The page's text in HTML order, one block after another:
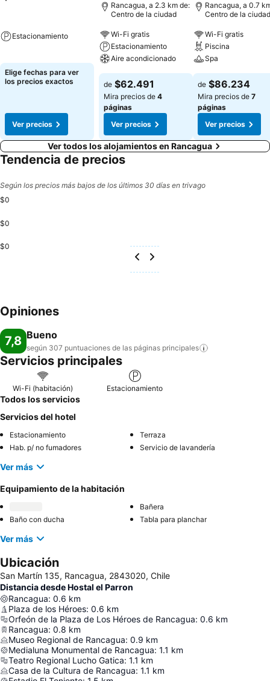
Estacionamiento
Elige fechas para ver
los precios exactos
Ver precios
Rancagua, a 2.3 km de:
Centro de la ciudad
Wi-Fi gratis
Estacionamiento
Aire acondicionado
de $62.491
Mira precios de 4
páginas
Ver precios
Rancagua, a 0.7
Centro de la ciudad
Wi-Fi gratis
Piscina
Spa
de $86.234
Mira precios de 7
páginas
Ver precios
Ver todos los alojamientos en Rancagua
Tendencia de precios
Según los precios más bajos de los últimos 30 días en trivago
$0
$0
$0
Opiniones
7,8 Bueno
según 307 puntuaciones de las páginas principales
Servicios principales
Wi-Fi (habitación) Estacionamiento
Todos los servicios
Servicios del hotel
Estacionamiento
Terraza
Hab. p/ no fumadores
Servicio de lavandería
Ver más
Equipamiento de la habitación
Bañera
Baño con ducha
Tabla para planchar
Ver más
Ubicación
San Martín 135, Rancagua, 2843020, Chile
Distancia desde Hostal el Parron
Rancagua: 0.6 km
Plaza de los Héroes: 0.6 km
Orfeón de la Plaza de Los Héroes de Rancagua: 0.6 km
Rancagua: 0.8 km
Museo Regional de Rancagua: 0.9 km
Medialuna Monumental de Rancagua: 1.1 km
Teatro Regional Lucho Gatica: 1.1 km
Casa de la Cultura de Rancagua: 1.1 km